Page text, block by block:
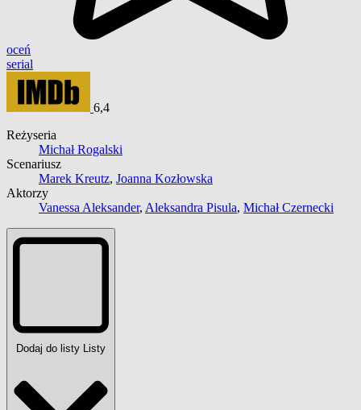
oceń
serial
6,4
Reżyseria
Michał Rogalski
Scenariusz
Marek Kreutz, Joanna Kozłowska
Aktorzy
Vanessa Aleksander, Aleksandra Pisula, Michał Czernecki
Dodaj do listy Listy